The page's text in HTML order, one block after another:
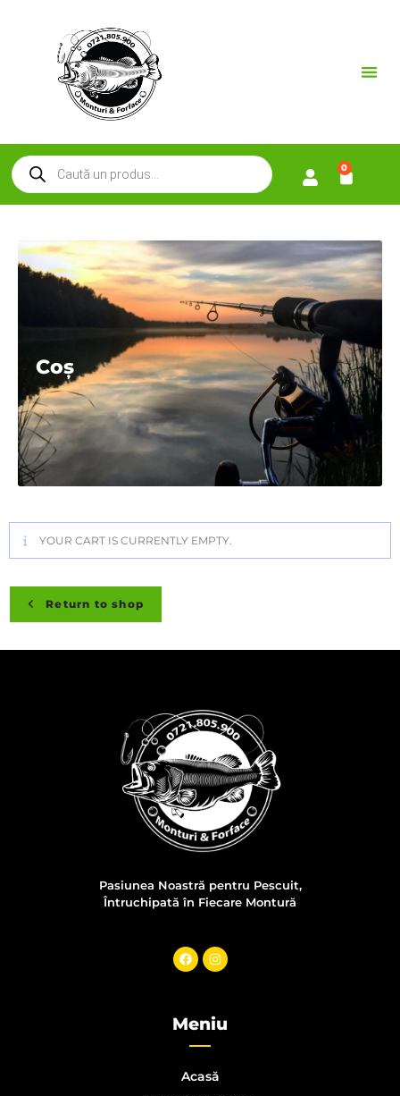
0
Coș
YOUR CART IS CURRENTLY EMPTY.
Return to shop
Pasiunea Noastră pentru Pescuit,
Întruchipată în Fiecare Montură
Meniu
Acasă